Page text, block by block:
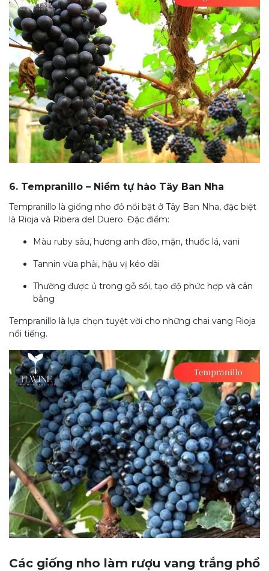
6. Tempranillo – Niềm tự hào Tây Ban Nha
Tempranillo là giống nho đỏ nổi bật ở Tây Ban Nha, đặc biệt
là Rioja và Ribera del Duero. Đặc điểm:
Màu ruby sâu, hương anh đào, mận, thuốc lá, vani
Tannin vừa phải, hậu vị kéo dài
Thường được ủ trong gỗ sồi, tạo độ phức hợp và cân
bằng
Tempranillo là lựa chọn tuyệt vời cho những chai vang Rioja
nổi tiếng.
Các giống nho làm rượu vang trắng phổ